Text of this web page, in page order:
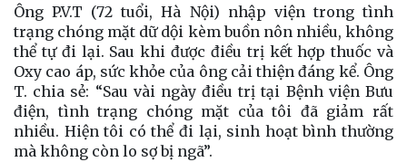
Ông P.V.T (72 tuổi, Hà Nội) nhập viện trong tình
trạng chóng mặt dữ dội kèm buồn nôn nhiều, không
thể tự đi lại. Sau khi được điều trị kết hợp thuốc và
Oxy cao áp, sức khỏe của ông cải thiện đáng kể. Ông
T. chia sẻ: “Sau vài ngày điều trị tại Bệnh viện Bưu
điện, tình trạng chóng mặt của tôi đã giảm rất
nhiều. Hiện tôi có thể đi lại, sinh hoạt bình thường
mà không còn lo sợ bị ngã”.